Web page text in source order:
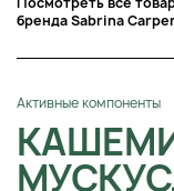
бренда Sabrina
Активные компоненты